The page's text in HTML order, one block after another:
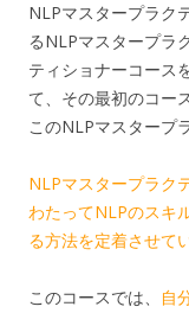
NLPマスタープラク
るNLPマスタープラ
ティショナーコース
て、その最初のコー
このNLPマスタープ
NLPマスタープラク
わたってNLPのスキ
る方法を定着させて
このコースでは、
自